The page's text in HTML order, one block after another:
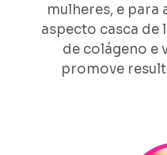
mulheres, e para
aspecto casca de
de colágeno e
promove